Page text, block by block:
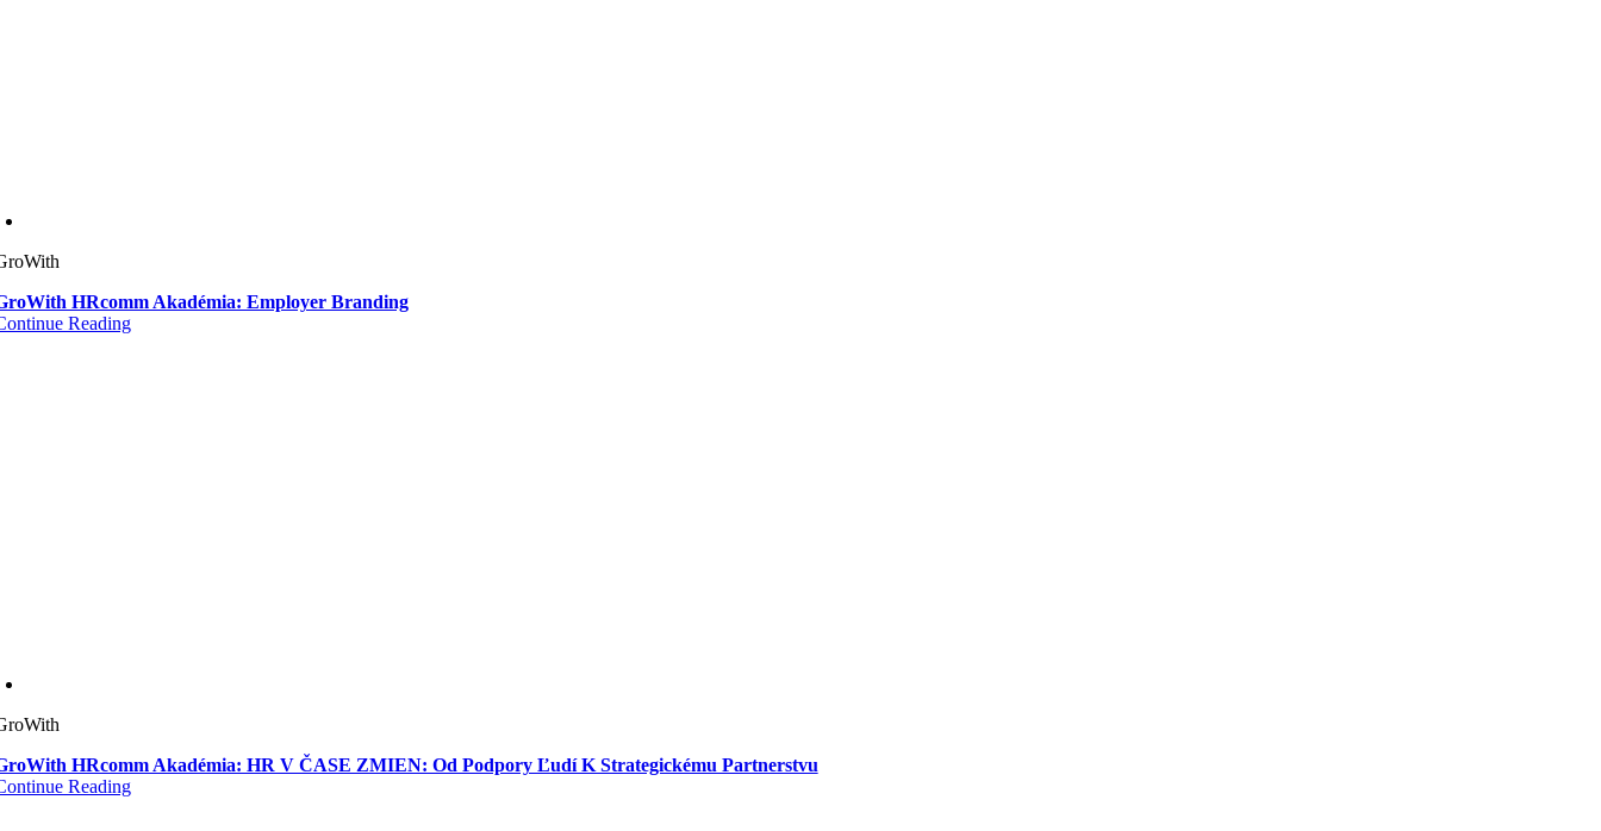
HRcomm Akadémia: Employer Branding
Reading
HRcomm Akadémia: HR V ČASE ZMIEN: Od Podpory Ľudí K Strategickému Partnerstvu
Reading